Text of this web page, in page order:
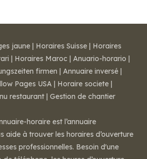
jaune | Horaires Suisse | Horaires
| Horaires Maroc | Anuario-horario |
firmen | Annuaire inversé |
Pages USA | Horaire societe |
restaurant | Gestion de chantier
horaire est l’annuaire
aide à trouver les horaires d’ouverture
professionnelles. Besoin d'une